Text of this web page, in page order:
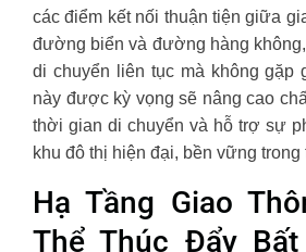
các điểm kết nối thuận tiện giữa
đường biển và đường hàng
di chuyển liên tục mà không gặp
này được kỳ vọng sẽ nâng cao
thời gian di chuyển và hỗ trợ sự
khu đô thị hiện đại, bền vững
Hạ Tầng Giao
Thể Thúc Đẩy